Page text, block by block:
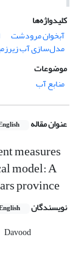
کلیدواژه‌ها
آبخوان مرودشت
مدل‌سازی آب
موضوعات
منابع آب
عنوان مقاله
measures
model: A
province
نویسندگان
Davood